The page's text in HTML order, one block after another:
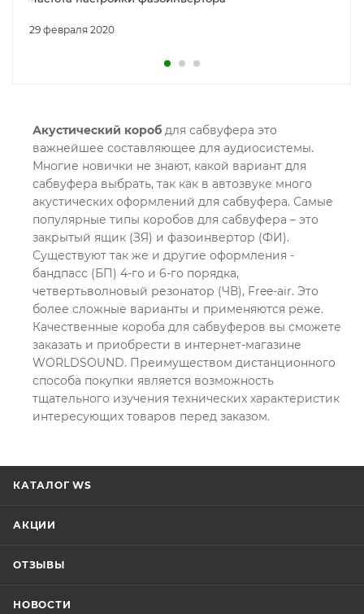
29 февраля 2020
Акустический короб для сабвуфера это
важнейшее составляющее для аудиосистемы.
Многие новички не знают, какой вариант для
сабвуфера выбрать, так как в автозвуке много
акустических оформлений для сабвуфера. Самые
популярные типы коробов для сабвуфера – это
закрытый ящик (ЗЯ) и фазоинвертор (ФИ).
Существуют так же и другие оформления -
бандпасс (БП) 4-го и 6-го порядка,
четвертьволновый резонатор (ЧВ), Free-air. Это
более сложные варианты и применяются реже.
Качественные короба для сабвуферов вы сможете
заказать и приобрести в интернет-магазине
WORLDSOUND. Преимуществом дистанционного
способа покупки является возможность
тщательного изучения технических характеристик
интересующих товаров перед заказом.
КАТАЛОГ WS
АКЦИИ
ОТЗЫВЫ
НОВОСТИ